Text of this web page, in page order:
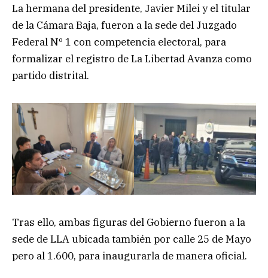
La hermana del presidente, Javier Milei y el titular
de la Cámara Baja, fueron a la sede del Juzgado
Federal Nº 1 con competencia electoral, para
formalizar el registro de La Libertad Avanza como
partido distrital.
Tras ello, ambas figuras del Gobierno fueron a la
sede de LLA ubicada también por calle 25 de Mayo
pero al 1.600, para inaugurarla de manera oficial.